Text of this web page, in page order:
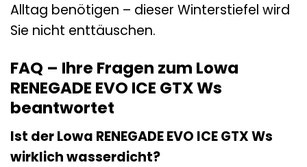
Alltag benötigen – dieser Winterstiefel wird
Sie nicht enttäuschen.
FAQ – Ihre Fragen zum Lowa
RENEGADE EVO ICE GTX Ws
beantwortet
Ist der Lowa RENEGADE EVO ICE GTX Ws
wirklich wasserdicht?